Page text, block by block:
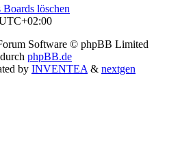
löschen
Software © phpBB Limited
phpBB.de
by INVENTEA & nextgen